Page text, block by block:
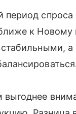
период
к Новому